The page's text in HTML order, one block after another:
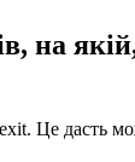
на
Це дасть